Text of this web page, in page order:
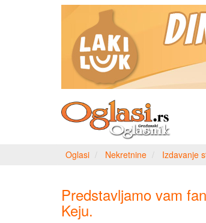
Oglasi Nekretnine Izdavanje
Predstavljamo vam
Keju.